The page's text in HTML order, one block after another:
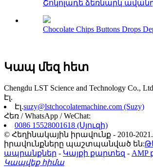
Շոկոլադե ձեռնարկ
Chocolate Chips Buttons Drops
Կապ մեզ հետ
Chengdu LST Science and Technology Co., Ltd
Էլ.
Էլ.suzy@lstchocolatemachine.com (Suzy)
Հեռ / WhatsApp / WeChat:
0086 15528001618 (Սյուզի)
© Հեղինակային իրավունք - 2010-
իրավունքները պաշտպանված են:
ապրանքներ - Կայքի քարտեզ - AMP
Կապվեք հիմա